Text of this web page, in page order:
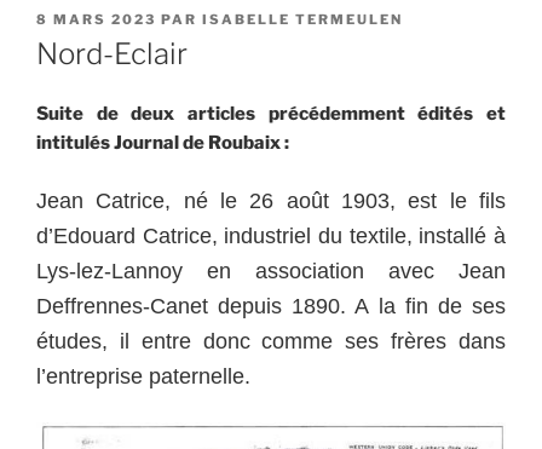
PUBLIÉ
LE
8 MARS 2023 PAR ISABELLE TERMEULEN
Nord-Eclair
Suite de deux articles précédemment édités et
intitulés Journal de Roubaix :
Jean Catrice, né le 26 août 1903, est le fils
d’Edouard Catrice, industriel du textile, installé à
Lys-lez-Lannoy en association avec Jean
Deffrennes-Canet depuis 1890. A la fin de ses
études, il entre donc comme ses frères dans
l’entreprise paternelle.